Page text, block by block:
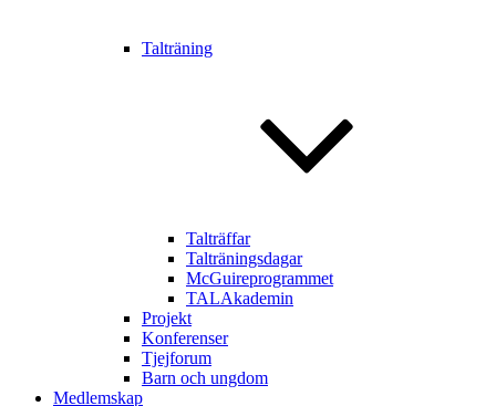
Talträning
Talträffar
Talträningsdagar
McGuireprogrammet
TALAkademin
Projekt
Konferenser
Tjejforum
Barn och ungdom
Medlemskap